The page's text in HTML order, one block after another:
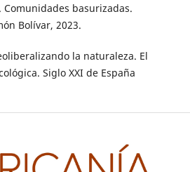
basurizadas.
Bolívar, 2023.
la naturaleza. El
Siglo XXI de España